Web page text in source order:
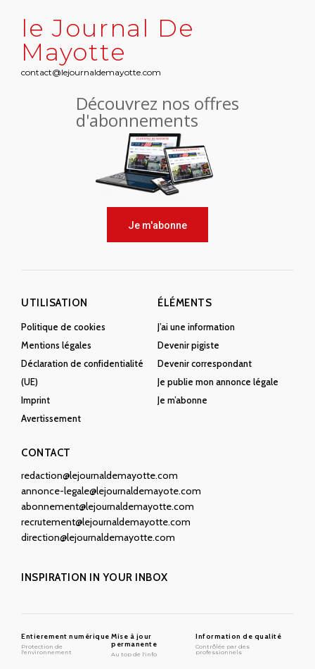
le Journal De
Mayotte
contact@lejournaldemayotte.com
Découvrez nos offres
d'abonnements
Je m'abonne
UTILISATION
Politique de cookies
Mentions légales
Déclaration de confidentialité
(UE)
Imprint
Avertissement
ÉLÉMENTS
J’ai une information
Devenir pigiste
Devenir correspondant
Je publie mon annonce légale
Je m’abonne
CONTACT
redaction@lejournaldemayotte.com
annonce-legale@lejournaldemayote.com
abonnement@lejournaldemayotte.com
recrutement@lejournaldemayotte.com
direction@lejournaldemayotte.com
INSPIRATION IN YOUR INBOX
Entierement numérique
Protection de
l'environnement
Mise à jour
permanente
Au top de l'info
Information de qualité
Contrôlée par des
professionnels